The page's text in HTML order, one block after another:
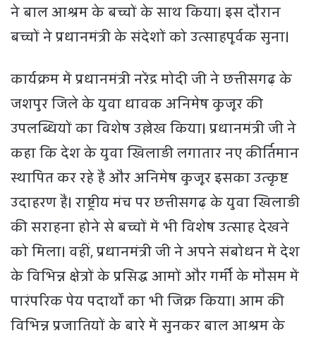
ने बाल आश्रम के बच्चों के साथ किया। इस दौरान
बच्चों ने प्रधानमंत्री के संदेशों को उत्साहपूर्वक सुना।
कार्यक्रम में प्रधानमंत्री नरेंद्र मोदी जी ने छत्तीसगढ़ के
जशपुर जिले के युवा धावक अनिमेष कुजूर की
उपलब्धियों का विशेष उल्लेख किया। प्रधानमंत्री जी ने
कहा कि देश के युवा खिलाड़ी लगातार नए कीर्तिमान
स्थापित कर रहे हैं और अनिमेष कुजूर इसका उत्कृष्ट
उदाहरण हैं। राष्ट्रीय मंच पर छत्तीसगढ़ के युवा खिलाड़ी
की सराहना होने से बच्चों में भी विशेष उत्साह देखने
को मिला। वहीं, प्रधानमंत्री जी ने अपने संबोधन में देश
के विभिन्न क्षेत्रों के प्रसिद्ध आमों और गर्मी के मौसम में
पारंपरिक पेय पदार्थों का भी जिक्र किया। आम की
विभिन्न प्रजातियों के बारे में सुनकर बाल आश्रम के